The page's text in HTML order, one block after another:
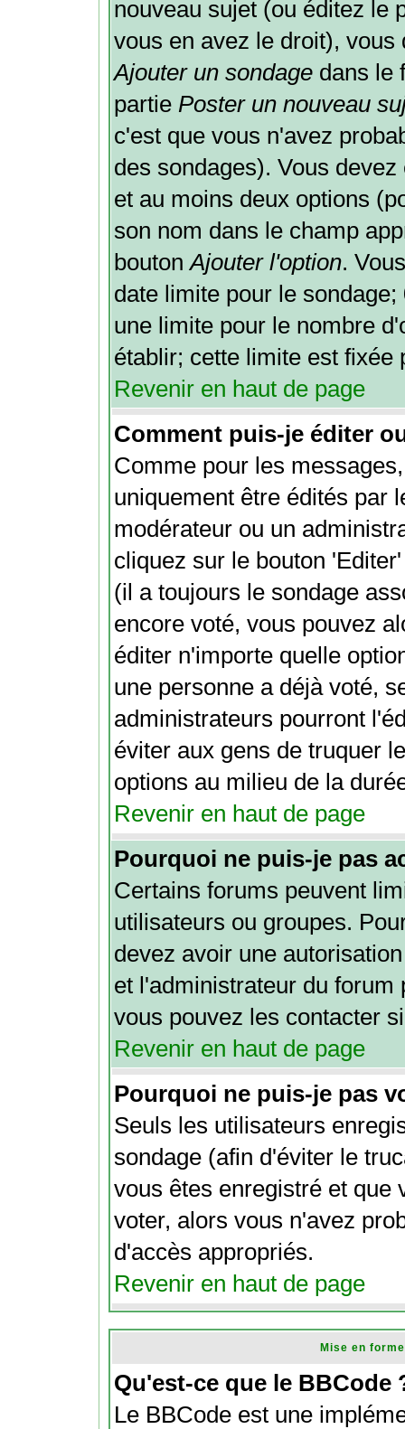
nouveau sujet (ou éditez le
vous en avez le droit),
Ajouter un sondage dans le
partie Poster un nouveau
c'est que vous n'avez
des sondages). Vous
et au moins deux options
son nom dans le champ
boutonAjouter l'option.
date limite pour le
une limite pour le nombre
établir; cette limite est
Revenir en haut de page
Comment puis-je éditer
Comme pour les
uniquement être édités par
modérateur ou un
cliquez sur le bouton
(il a toujours le sondage
encore voté, vous pouvez
éditer n'importe quelle
une personne a déjà voté,
administrateurs pourront
éviter aux gens de truquer
options au milieu de la
Revenir en haut de page
Pourquoi ne puis-je pas
Certains forums peuvent
utilisateurs ou groupes.
devez avoir une
et l'administrateur du
vous pouvez les contacter
Revenir en haut de page
Pourquoi ne puis-je pas
Seuls les utilisateurs
sondage (afin d'éviter le
vous êtes enregistré et que
voter, alors vous n'avez
d'accès appropriés.
Revenir en haut de page
Mise en
Qu'est-ce que le BBCode
Le BBCode est une